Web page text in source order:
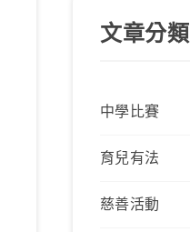
文章分類
中學比賽
育兒有法
慈善活動